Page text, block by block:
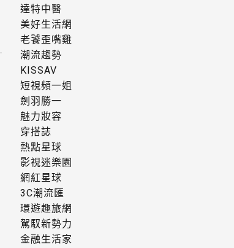
達特中醫
美好生活網
老饕歪嘴雞
潮流趨勢
KISSAV
短視頻一姐
劍羽勝一
魅力妝容
穿搭誌
熱點星球
影視迷樂園
網紅星球
3C潮流匯
環遊趣旅網
駕馭新勢力
金融生活家